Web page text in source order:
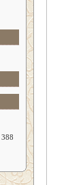
388